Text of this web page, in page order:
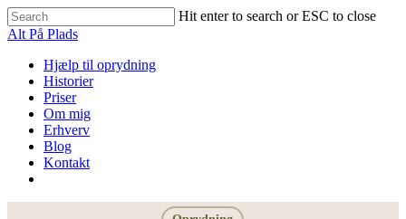
Skip
to
content
Hit enter to search or ESC to close
Close
Alt På Plads
Menu
Hjælp til oprydning
Historier
Priser
Om mig
Erhverv
Blog
Kontakt